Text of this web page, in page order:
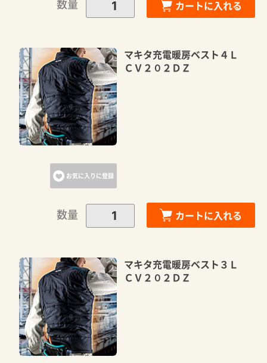
数量 カートに入れる
お気に入りに登録
マキタ充電暖房ベスト４Ｌ
ＣＶ２０２ＤＺ
数量 カートに入れる
マキタ充電暖房ベスト３Ｌ
ＣＶ２０２ＤＺ